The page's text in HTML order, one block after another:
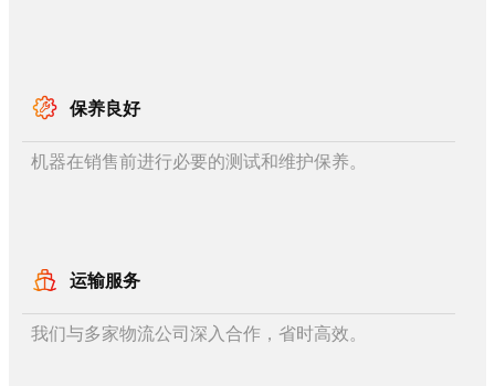
保养良好
机器在销售前进行必要的测试和维护保养。
运输服务
我们与多家物流公司深入合作，省时高效。